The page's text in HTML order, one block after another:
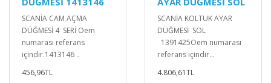
SCANİA CAM AÇMA
DÜĞMESİ 4 SERİ Oem
numarası referans
içindir.1413146 ..
456,96TL
SCANİA KOLTUK AYAR
DÜĞMESİ SOL
1391425Oem numarası
referans içindir...
4.806,61TL